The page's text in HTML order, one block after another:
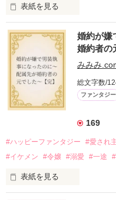
表紙を見る
かつては英雄と呼ばれた父
そのせいで極貧生活を送
倒れたことをきっかけに娼
た。
娼館（たぶん）の店主は札
金と引き換えに雇われた
裏社会を牛耳るロベールは
な結婚生活を満喫中。
そこでロベールを慕うア
勘違いから始まる初夜騒動
婚約が嫌
婚約者の
みみみ
総文字数/
ファンタジー
169
#ハッピーファンタジー #愛され
#イケメン
#令嬢 #溺愛 #一途
表紙を見る